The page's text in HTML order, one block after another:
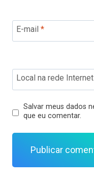
E-mail *
Local na rede Internet
Salvar meus dados
que eu comentar.